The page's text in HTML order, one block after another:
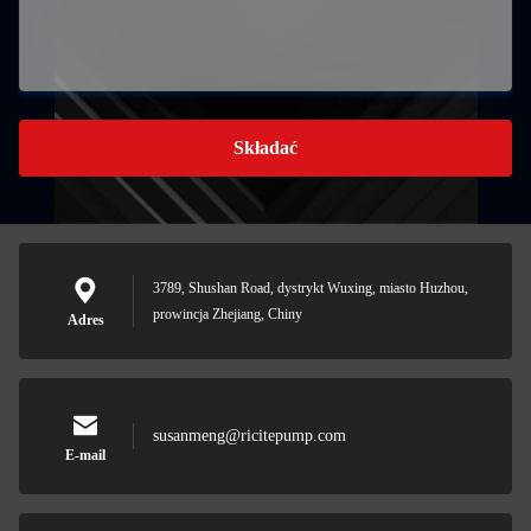
Składać
Adres
3789, Shushan Road, dystrykt Wuxing, miasto Huzhou,
prowincja Zhejiang, Chiny
E-mail
susanmeng@ricitepump.com